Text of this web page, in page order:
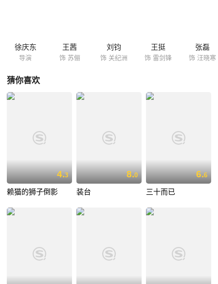
徐庆东
导演
王茜
饰 苏俪
刘钧
饰 关纪洲
王挺
饰 雷剑锋
张磊
饰 汪晓寒
猜你喜欢
4.3
赖猫的狮子倒影
8.0
装台
6.6
三十而已